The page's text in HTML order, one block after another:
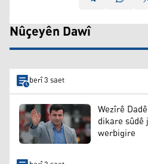
Nûçeyên Dawî
berî 3 saet
Wezîrê
dikare sûdê
werbigire